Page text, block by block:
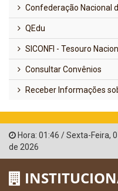
Confederação Nacional
QEdu
SICONFI - Tesouro
Consultar Convênios
Receber Informações
Hora: 01:46 /Sexta-Feira,
de 2026